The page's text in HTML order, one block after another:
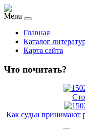
Menu
Главная
Каталог
Карта сайта
Что почитать?
Как судьи принимают